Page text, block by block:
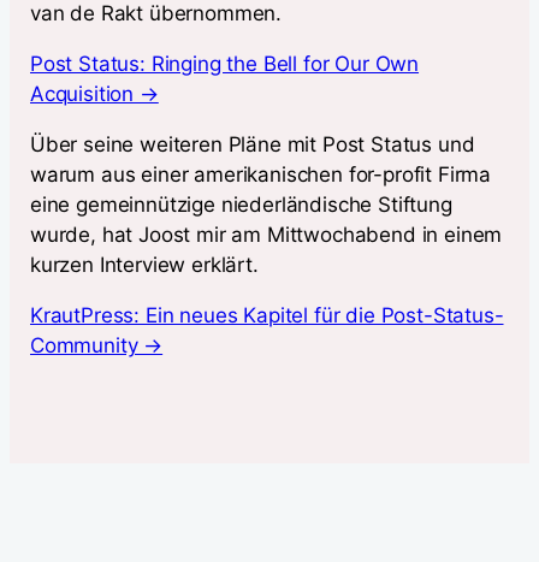
van de Rakt übernommen.
Post Status: Ringing the Bell for Our Own
Acquisition →
Über seine weiteren Pläne mit Post Status und
warum aus einer amerikanischen for-profit Firma
eine gemeinnützige niederländische Stiftung
wurde, hat Joost mir am Mittwochabend in einem
kurzen Interview erklärt.
KrautPress: Ein neues Kapitel für die Post-Status-
Community →